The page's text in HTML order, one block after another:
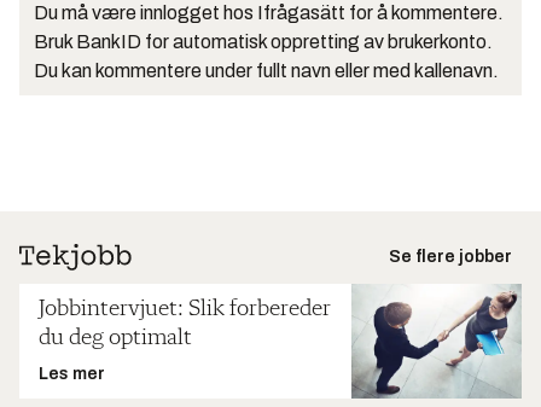
Du må være innlogget hos Ifrågasätt for å kommentere.
Bruk BankID for automatisk oppretting av brukerkonto.
Du kan kommentere under fullt navn eller med kallenavn.
Se flere jobber
Jobbintervjuet: Slik forbereder
du deg optimalt
Les mer